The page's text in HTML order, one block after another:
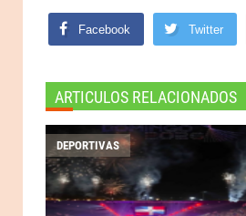
Facebook Twitter
ARTICULOS RELACIONADOS
DEPORTIVAS